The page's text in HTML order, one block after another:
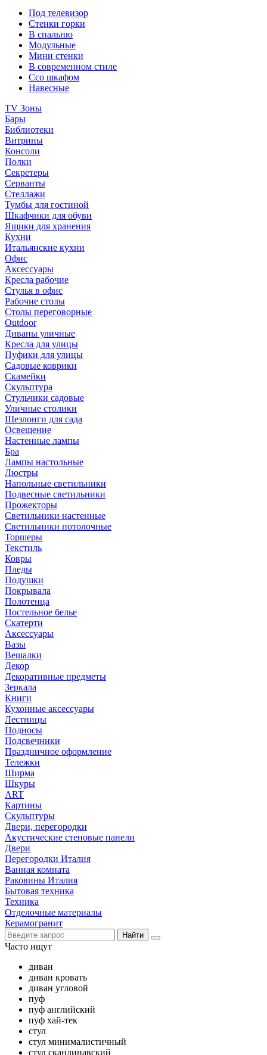
Под телевизор
Стенки горки
В спальню
Модульные
Мини стенки
В современном стиле
Ссо шкафом
Навесные
TV Зоны
Бары
Библиотеки
Витрины
Консоли
Полки
Секретеры
Серванты
Стеллажи
Тумбы для гостиной
Шкафчики для обуви
Ящики для хранения
Кухни
Итальянские кухни
Офис
Аксессуары
Кресла рабочие
Стулья в офис
Рабочие столы
Столы переговорные
Outdoor
Диваны уличные
Кресла для улицы
Пуфики для улицы
Садовые коврики
Скамейки
Скульптура
Стульчики садовые
Уличные столики
Шезлонги для сада
Освещение
Hастенные лампы
Бра
Лампы настольные
Люстры
Напольные светильники
Подвесные светильники
Прожекторы
Светильники настенные
Светильники потолочные
Торшеры
Текстиль
Ковры
Пледы
Подушки
Покрывала
Полотенца
Постельное белье
Скатерти
Аксессуары
Вазы
Вешалки
Декор
Декоративные предметы
Зеркала
Книги
Кухонные аксессуары
Лестницы
Подносы
Подсвечники
Праздничное оформление
Тележки
Ширма
Шкуры
ART
Картины
Скульптуры
Двери, перегородки
Акустические стеновые панели
Двери
Перегородки Италия
Ванная комната
Раковины Италия
Бытовая техника
Техника
Отделочные материалы
Керамогранит
Найти
Часто ищут
диван
диван кровать
диван угловой
пуф
пуф английский
пуф хай-тек
стул
стул минималистичный
стул скандинавский